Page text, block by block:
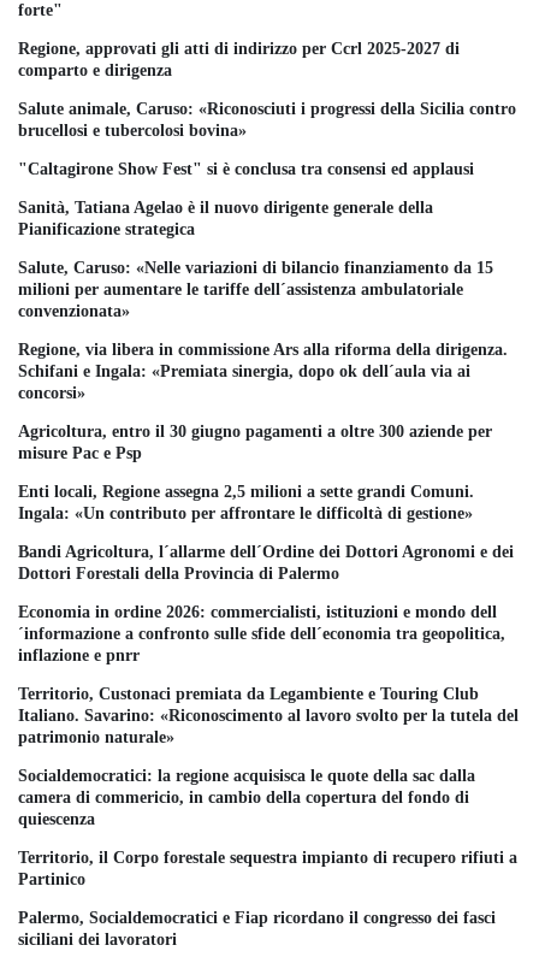
forte"
Regione, approvati gli atti di indirizzo per Ccrl 2025-2027 di
comparto e dirigenza
Salute animale, Caruso: «Riconosciuti i progressi della Sicilia contro
brucellosi e tubercolosi bovina»
"Caltagirone Show Fest" si è conclusa tra consensi ed applausi
Sanità, Tatiana Agelao è il nuovo dirigente generale della
Pianificazione strategica
Salute, Caruso: «Nelle variazioni di bilancio finanziamento da 15
milioni per aumentare le tariffe dell´assistenza ambulatoriale
convenzionata»
Regione, via libera in commissione Ars alla riforma della dirigenza.
Schifani e Ingala: «Premiata sinergia, dopo ok dell´aula via ai
concorsi»
Agricoltura, entro il 30 giugno pagamenti a oltre 300 aziende per
misure Pac e Psp
Enti locali, Regione assegna 2,5 milioni a sette grandi Comuni.
Ingala: «Un contributo per affrontare le difficoltà di gestione»
Bandi Agricoltura, l´allarme dell´Ordine dei Dottori Agronomi e dei
Dottori Forestali della Provincia di Palermo
Economia in ordine 2026: commercialisti, istituzioni e mondo dell
´informazione a confronto sulle sfide dell´economia tra geopolitica,
inflazione e pnrr
Territorio, Custonaci premiata da Legambiente e Touring Club
Italiano. Savarino: «Riconoscimento al lavoro svolto per la tutela del
patrimonio naturale»
Socialdemocratici: la regione acquisisca le quote della sac dalla
camera di commericio, in cambio della copertura del fondo di
quiescenza
Territorio, il Corpo forestale sequestra impianto di recupero rifiuti a
Partinico
Palermo, Socialdemocratici e Fiap ricordano il congresso dei fasci
siciliani dei lavoratori